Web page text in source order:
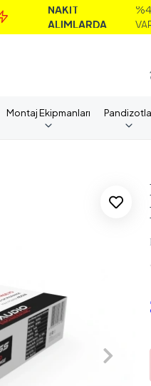
NAKİT
ALIMLARDA
VARAN
Montaj Ekipmanları